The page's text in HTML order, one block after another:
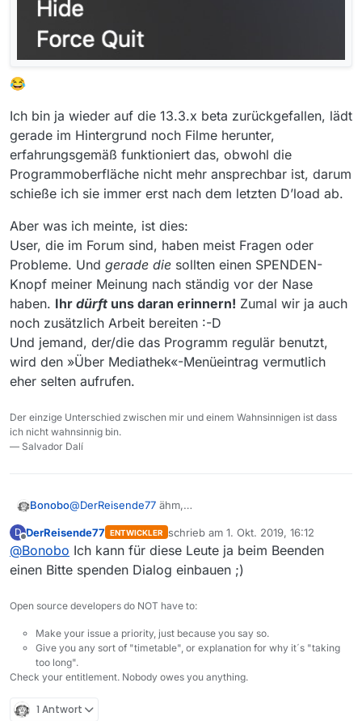
😂
Ich bin ja wieder auf die 13.3.x beta zurückgefallen, lädt
gerade im Hintergrund noch Filme herunter,
erfahrungsgemäß funktioniert das, obwohl die
Programmoberfläche nicht mehr ansprechbar ist, darum
schieße ich sie immer erst nach dem letzten D’load ab.
Aber was ich meinte, ist dies:
User, die im Forum sind, haben meist Fragen oder
Probleme. Und gerade die sollten einen SPENDEN-
Knopf meiner Meinung nach ständig vor der Nase
haben. Ihr dürft uns daran erinnern! Zumal wir ja auch
noch zusätzlich Arbeit bereiten :-D
Und jemand, der/die das Programm regulär benutzt,
wird den »Über Mediathek«-Menüeintrag vermutlich
eher selten aufrufen.
Der einzige Unterschied zwischen mir und einem Wahnsinnigen ist dass
ich nicht wahnsinnig bin.
— Salvador Dalí
Bonobo@DerReisende77 ähm,
Ich bin ja wieder auf die 13.3.x beta zurückgefallen,
lädt gerade im Hintergrund noch Filme herunter,
erfahrungsgemäß funktioniert das, obwohl die
Programmoberfläche nicht mehr ansprechbar ist,
D’load ab.
Aber was ich meinte, ist dies:
Knopf meiner Meinung nach ständig vor der Nase
haben.Ihrdürftuns daran erinnern!Zumal wir ja auch
noch zusätzlich Arbeit bereiten :-D
Und jemand, der/die das Programm regulär benutzt,
wird den »Über Mediathek«-Menüeintrag vermutlich
D
Offline
DerReisende77 ENTWICKLER schrieb am 1. Okt. 2019, 16:12
zuletzt editiert von
@Bonobo Ich kann für diese Leute ja beim Beenden
einen Bitte spenden Dialog einbauen ;)
Open source developers do NOT have to:
Make your issue a priority, just because you say so.
Give you any sort of "timetable", or explanation for why it´s "taking
too long".
Check your entitlement. Nobody owes you anything.
1 Antwort